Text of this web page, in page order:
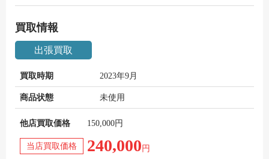
買取情報
出張買取
買取時期 2023年9月
商品状態 未使用
他店買取価格 150,000円
当店買取価格 240,000 円